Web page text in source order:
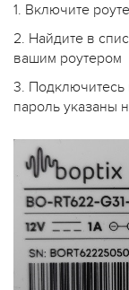
1. Включите
2. Найдите в
вашим роутером
3. Подключитесь
пароль указаны